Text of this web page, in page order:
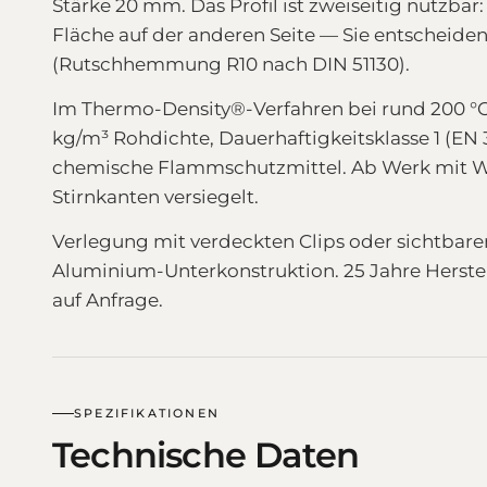
Stärke 20 mm. Das Profil ist zweiseitig
Fläche auf der anderen Seite — Sie
(Rutschhemmung R10 nach DIN 51130).
Im Thermo-Density®-Verfahren bei rund 200
kg/m³ Rohdichte, Dauerhaftigkeitsklasse 1
chemische Flammschutzmittel. Ab Werk mit
Stirnkanten versiegelt.
Verlegung mit verdeckten Clips oder
Aluminium-Unterkonstruktion. 25 Jahre
auf Anfrage.
SPEZIFIKATIONEN
Technische Daten